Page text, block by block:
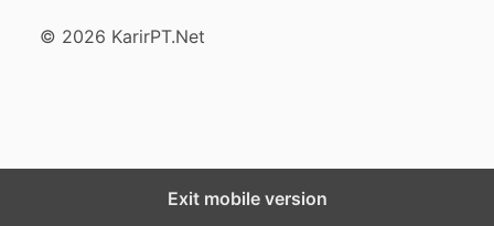
© 2026 KarirPT.Net
Exit mobile version